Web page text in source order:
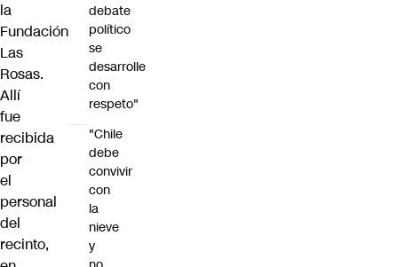
la
Fundación
Las
Rosas.
Allí
fue
recibida
por
el
personal
del
recinto,
debate
político
se
desarrolle
con
respeto"
"Chile
debe
convivir
con
la
nieve
y